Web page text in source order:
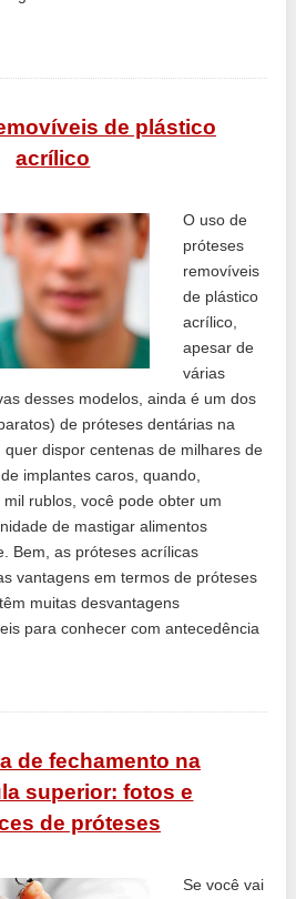
de plástico
acrílico
O uso de
próteses
removíveis
de plástico
acrílico,
apesar de
várias
desses modelos, ainda é um dos
de próteses dentárias na
quer dispor centenas de milhares de
implantes caros, quando,
rublos, você pode obter um
de mastigar alimentos
Bem, as próteses acrílicas
vantagens em termos de próteses
muitas desvantagens
para conhecer com antecedência
de fechamento na
superior: fotos e
de próteses
Se você vai